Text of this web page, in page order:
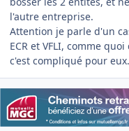
l'autre entreprise.
Attention je parle d'un
ECR et VFLI, comme
c'est compliqué pour eux.